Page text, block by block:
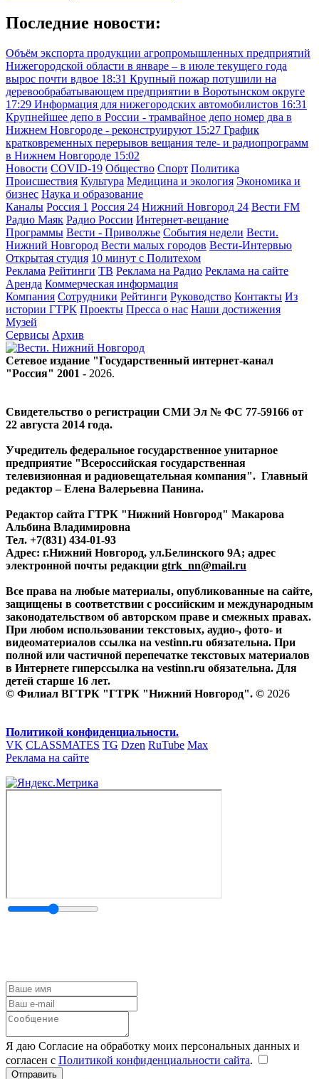
Последние новости:
Объём экспорта продукции агропромышленных предприятий
Нижегородской области в январе – в июле текущего года
вырос почти вдвое 18:31 Крупный пожар потушили на
деревообрабатывающем предприятии в Воротынском округе
17:29 Информация для нижегородских автомобилистов 16:31
Крупнейшее депо в России - трамвайное депо номер два в
Нижнем Новгороде - реконструируют 15:27 График
кратковременных перерывов вещания теле- и радиопрограмм
в Нижнем Новгороде 15:02
Новости COVID-19 Общество Спорт Политика
Происшествия Культура Медицина и экология Экономика и
бизнес Наука и образование
Каналы Россия 1 Россия 24 Нижний Новгород 24 Вести FM
Радио Маяк Радио России Интернет-вещание
Программы Вести - Приволжье События недели Вести.
Нижний Новгород Вести малых городов Вести-Интервью
Открытая студия 10 минут с Политехом
Реклама Рейтинги ТВ Реклама на Радио Реклама на сайте
Аренда Коммерческая информация
Компания Сотрудники Рейтинги Руководство Контакты Из
истории ГТРК Проекты Пресса о нас Наши достижения
Музей
Сервисы Архив
Сетевое издание "Государственный интернет-канал
"Россия" 2001 - 2026.
Свидетельство о регистрации СМИ Эл № ФС 77-59166 от
22 августа 2014 года.
Учредитель федеральное государственное унитарное
предприятие "Всероссийская государственная
телевизионная и радиовещательная компания". Главный
редактор – Елена Валерьевна Панина.
Редактор сайта ГТРК "Нижний Новгород" Макарова
Альбина Владимировна
Тел. +7(831) 434-01-93
Адрес: г.Нижний Новгород, ул.Белинского 9А; адрес
электронной почты редакции gtrk_nn@mail.ru
Все права на любые материалы, опубликованные на сайте,
защищены в соответствии с российским и международным
законодательством об авторском праве и смежных правах.
При любом использовании текстовых, аудио-, фото- и
видеоматериалов ссылка на vestinn.ru обязательна. При
полной или частичной перепечатке текстовых материалов
в Интернете гиперссылка на vestinn.ru обязательна. Для
детей старше 16 лет.
© Филиал ВГТРК "ГТРК "Нижний Новгород". © 2026
Политикой конфиденциальности.
VK CLASSMATES TG Dzen RuTube Max
Реклама на сайте
Я даю Согласие на обработку моих персональных данных и
согласен с Политикой конфиденциальности сайта.